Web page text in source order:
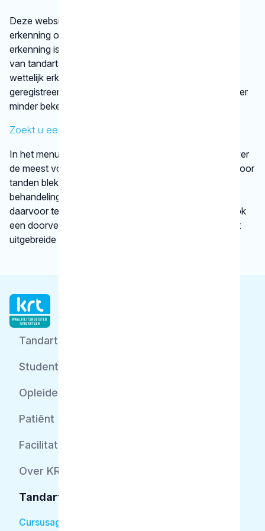
Deze website vermeldt alleen disciplines met een
erkenning op basis van vastgestelde criteria. Die
erkenning is afgegeven door een vereniging
van tandartsen. De kaakchirurg en de orthodontist zijn
wettelijk erkende specialisaties. Alle specialisten staan
geregistreerd in het
. Bij disciplines waarover
minder bekend is, verwijst het KRT door.
Zoekt u een specifieke behandeling?
In het menu onder
vindt u informatie over
de meest voorkomende behandelingen, bijvoorbeeld voor
tanden bleken. We vertellen kort en krachtig wat een
behandeling inhoudt en bij welke gebitsspecialist u
daarvoor terecht kunt. Per type behandeling vindt u ook
een doorverwijzing naar een betrouwbare website met
uitgebreide informatie.
Tandarts
Student
Opleider
Patiënt
Facilitator
Over KRT
Tandarts
Cursusagenda